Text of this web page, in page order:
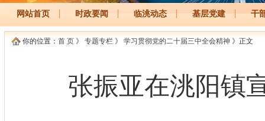
网站首页 时政要闻 临洮动态 基层党建 干
你的位置： 首 页 》 专题专栏 》 学习贯彻党的二十届三中全会精神 》正文
张振亚在洮阳镇